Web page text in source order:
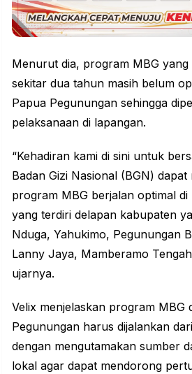
Menurut dia, program MBG
sekitar dua tahun masih belum
Papua Pegunungan sehingga
pelaksanaan di lapangan.
“Kehadiran kami di sini untuk
Badan Gizi Nasional (BGN)
program MBG berjalan optimal
yang terdiri delapan kabupaten
Nduga, Yahukimo, Pegunungan
Lanny Jaya, Mamberamo
ujarnya.
Velix menjelaskan program MBG
Pegunungan harus dijalankan
dengan mengutamakan sumber
lokal agar dapat mendorong